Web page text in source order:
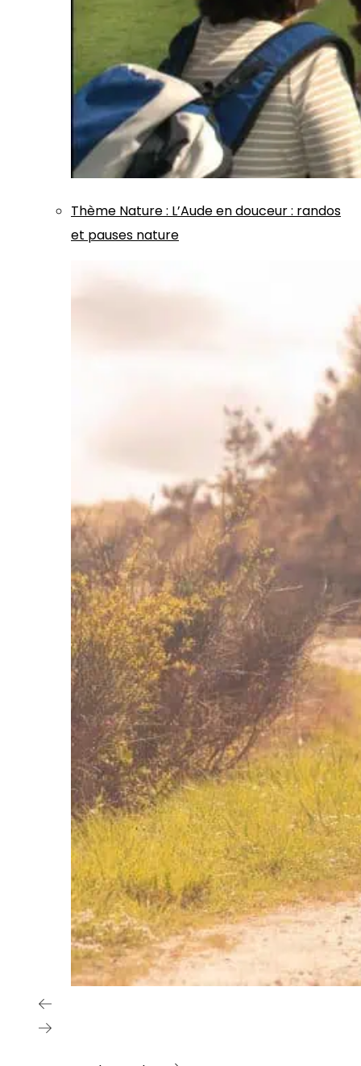
Thème Nature: L’Aude en douceur : randos
et pauses nature